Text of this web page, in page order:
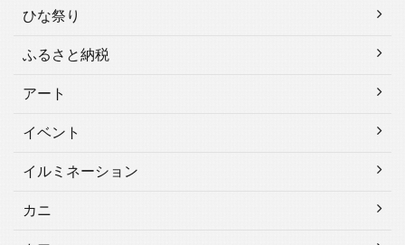
ひな祭り
ふるさと納税
アート
イベント
イルミネーション
カニ